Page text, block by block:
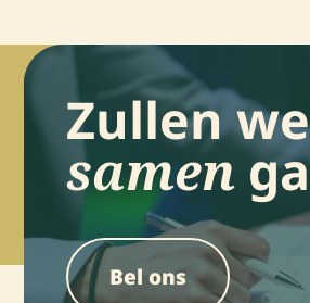
Zullen we
samen
Bel ons